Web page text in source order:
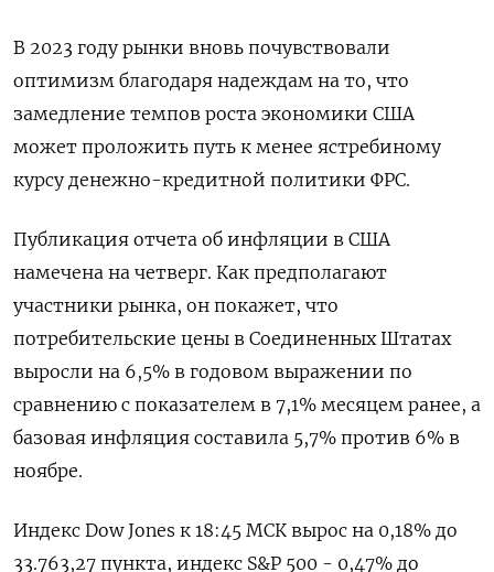
В 2023 году рынки вновь почувствовали
оптимизм благодаря надеждам на то, что
замедление темпов роста экономики США
может проложить путь к менее ястребиному
курсу денежно-кредитной политики ФРС.
Публикация отчета об инфляции в США
намечена на четверг. Как предполагают
участники рынка, он покажет, что
потребительские цены в Соединенных Штатах
выросли на 6,5% в годовом выражении по
сравнению с показателем в 7,1% месяцем ранее, а
базовая инфляция составила 5,7% против 6% в
ноябре.
Индекс Dow Jones к 18:45 МСК вырос на 0,18% до
33.763,27 пункта, индекс S&P 500 - 0,47% до